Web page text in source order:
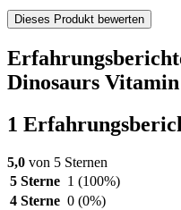
Dieses Produkt bewerten
Dinosaurs
1
5,0 von 5 Sternen
5 Sterne 1 (100%)
4 Sterne 0 (0%)